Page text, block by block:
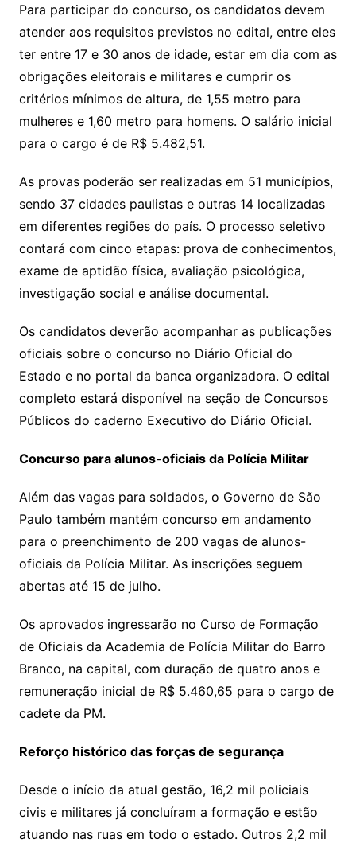
Para participar do concurso, os candidatos devem
atender aos requisitos previstos no edital, entre eles
ter entre 17 e 30 anos de idade, estar em dia com as
obrigações eleitorais e militares e cumprir os
critérios mínimos de altura, de 1,55 metro para
mulheres e 1,60 metro para homens. O salário inicial
para o cargo é de R$ 5.482,51.
As provas poderão ser realizadas em 51 municípios,
sendo 37 cidades paulistas e outras 14 localizadas
em diferentes regiões do país. O processo seletivo
contará com cinco etapas: prova de conhecimentos,
exame de aptidão física, avaliação psicológica,
investigação social e análise documental.
Os candidatos deverão acompanhar as publicações
oficiais sobre o concurso no Diário Oficial do
Estado e no portal da banca organizadora. O edital
completo estará disponível na seção de Concursos
Públicos do caderno Executivo do Diário Oficial.
Concurso para alunos-oficiais da Polícia Militar
Além das vagas para soldados, o Governo de São
Paulo também mantém concurso em andamento
para o preenchimento de 200 vagas de alunos-
oficiais da Polícia Militar. As inscrições seguem
abertas até 15 de julho.
Os aprovados ingressarão no Curso de Formação
de Oficiais da Academia de Polícia Militar do Barro
Branco, na capital, com duração de quatro anos e
remuneração inicial de R$ 5.460,65 para o cargo de
cadete da PM.
Reforço histórico das forças de segurança
Desde o início da atual gestão, 16,2 mil policiais
civis e militares já concluíram a formação e estão
atuando nas ruas em todo o estado. Outros 2,2 mil